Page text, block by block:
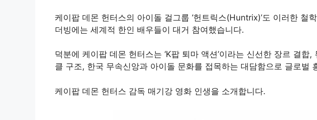
케이팝 데몬 헌터스의 아이돌 걸그룹 ‘헌트릭스(Huntrix)’도 이러한 철
더빙에는 세계적 한인 배우들이 대거 참여했습니다.
덕분에 케이팝 데몬 헌터스는 ‘K팝 퇴마 액션’이라는 신선한 장르 결합,
클 구조, 한국 무속신앙과 아이돌 문화를 접목하는 대담함으로 글로벌
케이팝 데몬 헌터스 감독 매기강 영화 인생을 소개합니다.